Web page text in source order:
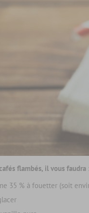
flambés, il vous faudra
35 % à fouetter (soit